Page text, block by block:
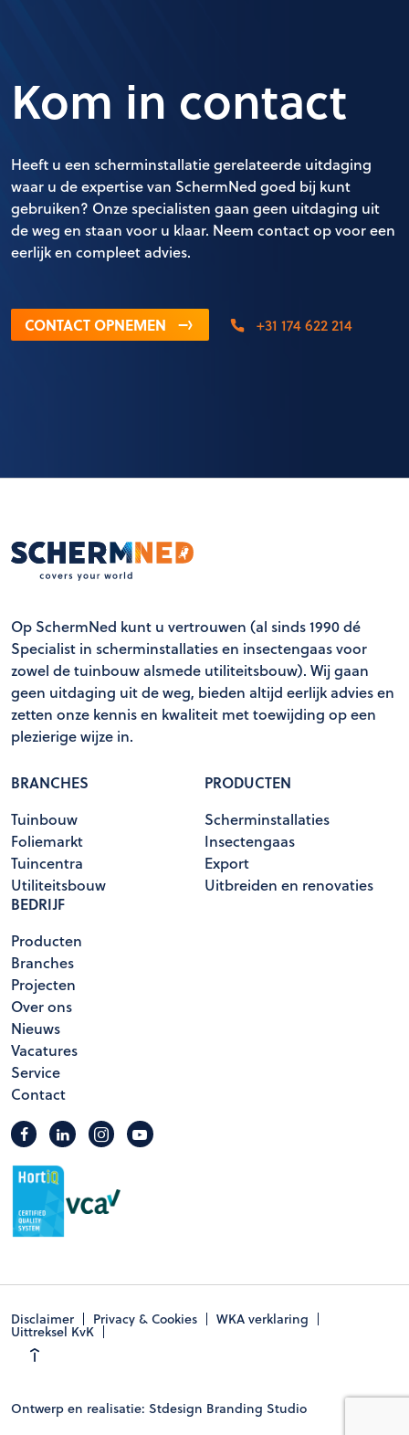
Kom in contact
Heeft u een scherminstallatie gerelateerde uitdaging
waar u de expertise van SchermNed goed bij kunt
gebruiken? Onze specialisten gaan geen uitdaging uit
de weg en staan voor u klaar. Neem contact op voor een
eerlijk en compleet advies.
CONTACT OPNEMEN +31 174 622 214
Op SchermNed kunt u vertrouwen (al sinds 1990 dé
Specialist in scherminstallaties en insectengaas voor
zowel de tuinbouw alsmede utiliteitsbouw). Wij gaan
geen uitdaging uit de weg, bieden altijd eerlijk advies en
zetten onze kennis en kwaliteit met toewijding op een
plezierige wijze in.
BRANCHES
Tuinbouw
Foliemarkt
Tuincentra
Utiliteitsbouw
PRODUCTEN
Scherminstallaties
Insectengaas
Export
Uitbreiden en renovaties
BEDRIJF
Producten
Branches
Projecten
Over ons
Nieuws
Vacatures
Service
Contact
Disclaimer Privacy & Cookies WKA verklaring
Uittreksel KvK
Ontwerp en realisatie: Stdesign Branding Studio